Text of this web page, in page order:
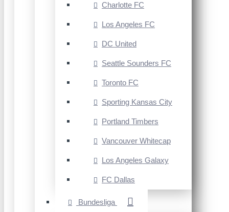
Charlotte FC
Los Angeles FC
DC United
Seattle Sounders FC
Toronto FC
Sporting Kansas City
Portland Timbers
Vancouver Whitecap
Los Angeles Galaxy
FC Dallas
Bundesliga